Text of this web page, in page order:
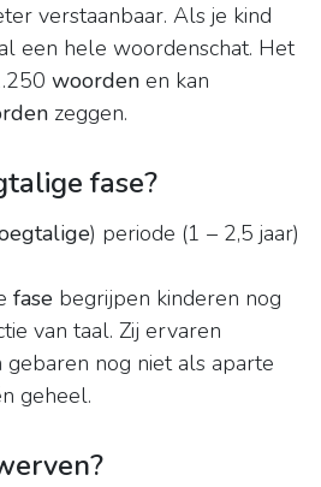
verstaanbaar. Als je kind
een hele woordenschat. Het
woorden en kan
zeggen.
fase?
) periode (1 – 2,5 jaar)
fase begrijpen kinderen nog
van taal. Zij ervaren
nog niet als aparte
geheel.